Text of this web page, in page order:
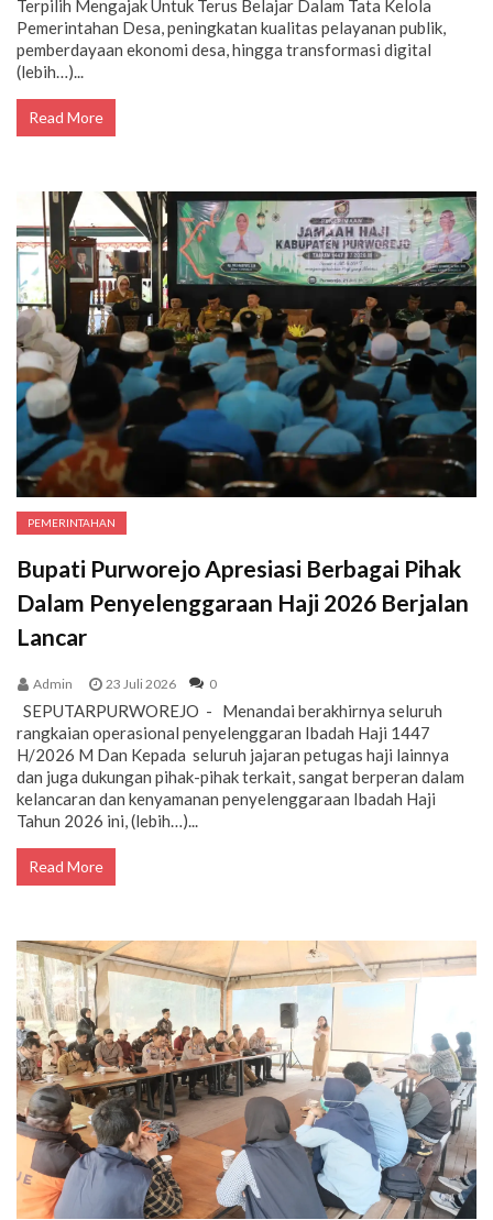
Terpilih Mengajak Untuk Terus Belajar Dalam Tata Kelola
Pemerintahan Desa, peningkatan kualitas pelayanan publik,
pemberdayaan ekonomi desa, hingga transformasi digital
(lebih…)...
Read More
PEMERINTAHAN
Bupati Purworejo Apresiasi Berbagai Pihak
Dalam Penyelenggaraan Haji 2026 Berjalan
Lancar
Admin 23 Juli 2026 0
SEPUTARPURWOREJO - Menandai berakhirnya seluruh
rangkaian operasional penyelenggaran Ibadah Haji 1447
H/2026 M Dan Kepada seluruh jajaran petugas haji lainnya
dan juga dukungan pihak-pihak terkait, sangat berperan dalam
kelancaran dan kenyamanan penyelenggaraan Ibadah Haji
Tahun 2026 ini, (lebih…)...
Read More